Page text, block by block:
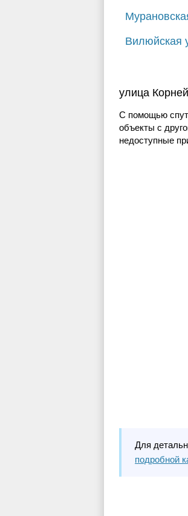
Вилюйская
улица
С помощью
объекты с
недоступные
Для
подробной